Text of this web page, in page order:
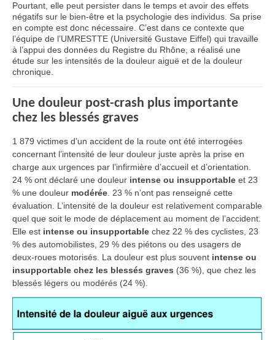
Pourtant, elle peut persister dans le temps et avoir des effets
négatifs sur le bien-être et la psychologie des individus. Sa prise
en compte est donc nécessaire. C’est dans ce contexte que
l’équipe de l’UMRESTTE (Université Gustave Eiffel) qui travaille
à l’appui des données du Registre du Rhône, a réalisé une
étude sur les intensités de la douleur aiguë et de la douleur
chronique.
Une douleur post-crash plus importante
chez les blessés graves
1 879 victimes d’un accident de la route ont été interrogées
concernant l’intensité de leur douleur juste après la prise en
charge aux urgences par l’infirmière d’accueil et d’orientation.
24 % ont déclaré une douleur intense ou insupportable et 23
% une douleur modérée . 23 % n’ont pas renseigné cette
évaluation. L’intensité de la douleur est relativement comparable
quel que soit le mode de déplacement au moment de l’accident.
Elle est intense ou insupportable chez 22 % des cyclistes, 23
% des automobilistes, 29 % des piétons ou des usagers de
deux-roues motorisés. La douleur est plus souvent intense ou
insupportable chez les blessés graves (36 %), que chez les
blessés légers ou modérés (24 %).